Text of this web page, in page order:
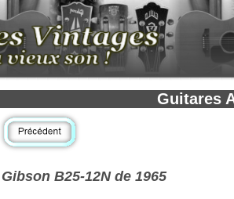
Guitares
Gibson B25-12N de 1965